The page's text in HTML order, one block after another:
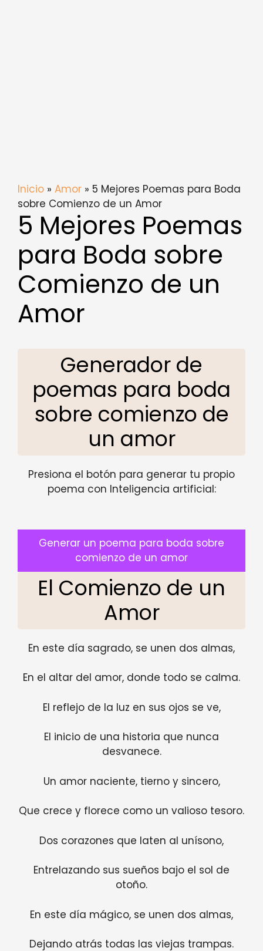
Inicio » Amor » 5 Mejores Poemas para Boda
sobre Comienzo de un Amor
5 Mejores Poemas
para Boda sobre
Comienzo de un
Amor
Generador de
poemas para boda
sobre comienzo de
un amor
Presiona el botón para generar tu propio
poema con Inteligencia artificial:
Generar un poema para boda sobre
comienzo de un amor
El Comienzo de un
Amor
En este día sagrado, se unen dos almas,
En el altar del amor, donde todo se calma.
El reflejo de la luz en sus ojos se ve,
El inicio de una historia que nunca
desvanece.
Un amor naciente, tierno y sincero,
Que crece y florece como un valioso tesoro.
Dos corazones que laten al unísono,
Entrelazando sus sueños bajo el sol de
otoño.
En este día mágico, se unen dos almas,
Dejando atrás todas las viejas trampas.